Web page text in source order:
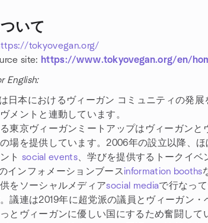
いて
tokyovegan.org/
site: https://www.tokyovegan.org/en/
English:
日本におけるヴィーガン コミュニティの発
メントと連動しています。
東京ヴィーガンミートアップはヴィーガンと
場を提供しています。2006年の設立以降、
ト social events 、学びを提供するトークイ
インフォメーションブース information booths
をソーシャルメディアsocial mediaで行なっ
議連は2019年に超党派の議員とヴィーガン
とヴィーガンに優しい国にするため奮闘して
ク